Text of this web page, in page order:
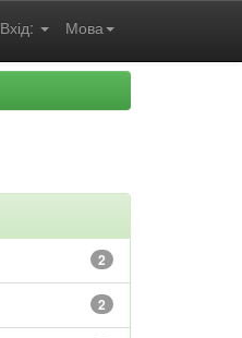
Мова
Вхід:
2
2